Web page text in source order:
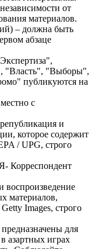
от
материалов.
– должна быть
абзаце
"Власть", "Выборы",
публикуются на
с
и
которое содержит
/ UPG, строго
Корреспондент
воспроизведение
материалов,
Images, строго
для
азартных играх